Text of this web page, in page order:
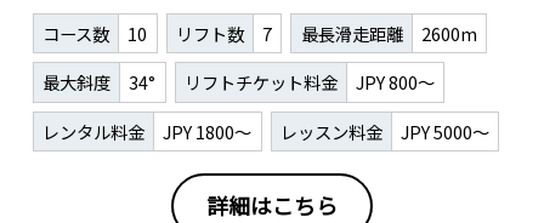
コース数 10 リフト数 7 最長滑走距離
2600m
最大斜度
34° リフトチケット料金
JPY 800～
レンタル料金
JPY 1800～ レッスン料金 JPY 5000～
詳細はこちら